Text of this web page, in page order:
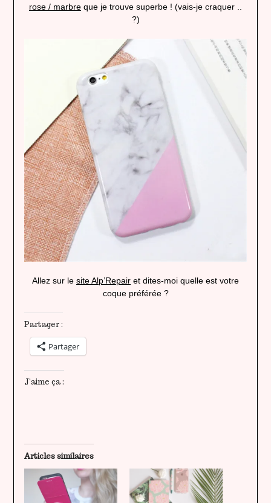
rose / marbre que je trouve superbe ! (vais-je craquer ..
?)
Allez sur le site Alp’Repair et dites-moi quelle est votre
coque préférée ?
Partager :
Partager
J’aime ça :
Articles similaires